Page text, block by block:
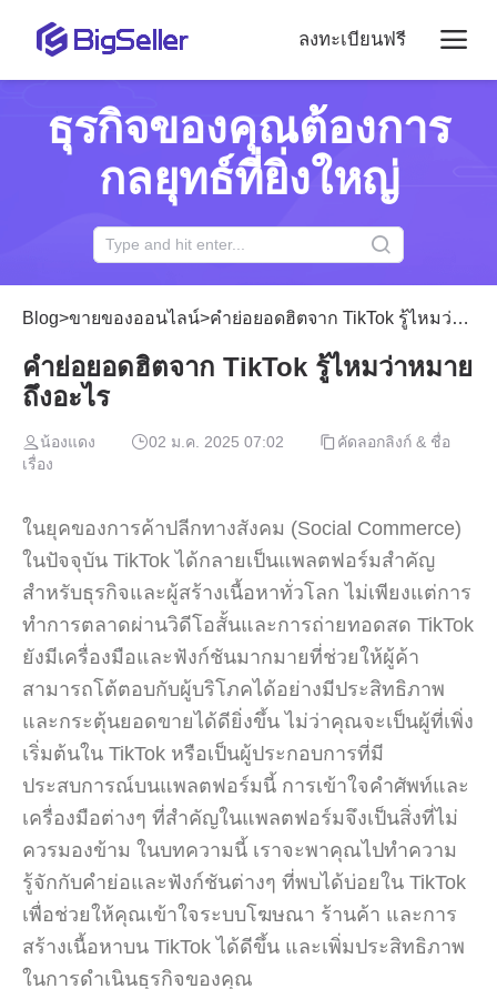
ลงทะเบียนฟรี
ธุรกิจของคุณต้องการ
กลยุทธ์ที่ยิ่งใหญ่
Blog>ขายของออนไลน์>คำย่อยอดฮิตจาก TikTok รู้ไหมว่าหมายถึงอะไร
คำย่อยอดฮิตจาก TikTok รู้ไหมว่าหมาย
ถึงอะไร
น้องแดง 02 ม.ค. 2025 07:02
คัดลอกลิงก์ & ชื่อ
เรื่อง